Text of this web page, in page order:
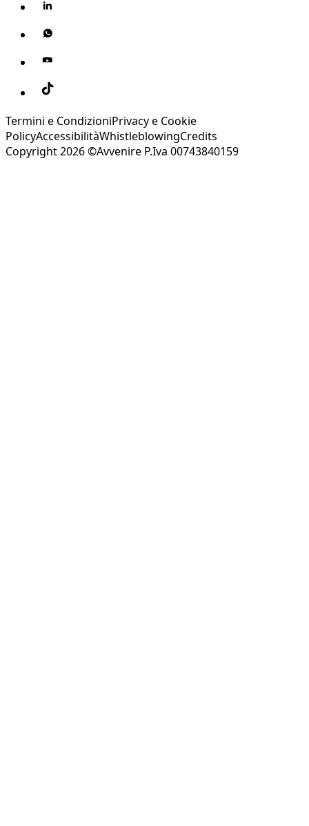
Termini e CondizioniPrivacy e Cookie
PolicyAccessibilitàWhistleblowingCredits
Copyright 2026 ©Avvenire P.Iva 00743840159